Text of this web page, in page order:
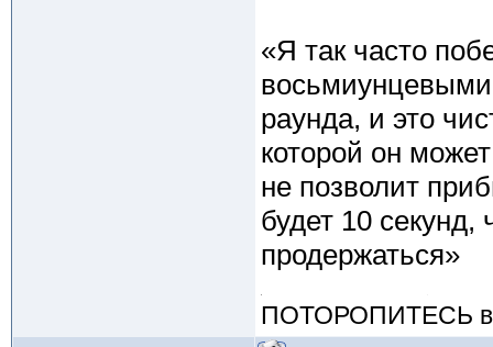
«Я так часто
раунда, и это
которой он
не позволит
будет 10
продержаться»
ПОТОРОПИТЕСЬ